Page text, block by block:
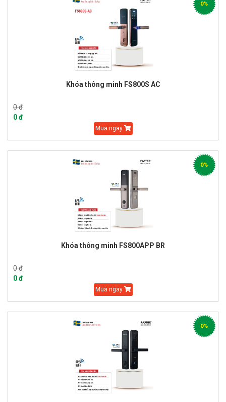
Khóa thông minh FS800S AC
0 đ
0 đ
Mua ngay
0%
Khóa thông minh FS800APP BR
0 đ
0 đ
Mua ngay
0%
0%